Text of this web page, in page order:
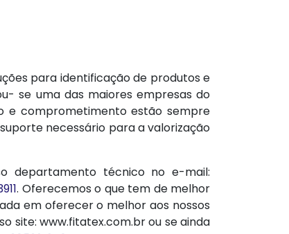
para identificação de produtos e
se uma das maiores empresas do
e comprometimento estão sempre
necessário para a valorização
departamento técnico no e-mail:
. Oferecemos o que tem de melhor
em oferecer o melhor aos nossos
site: www.fitatex.com.br ou se ainda